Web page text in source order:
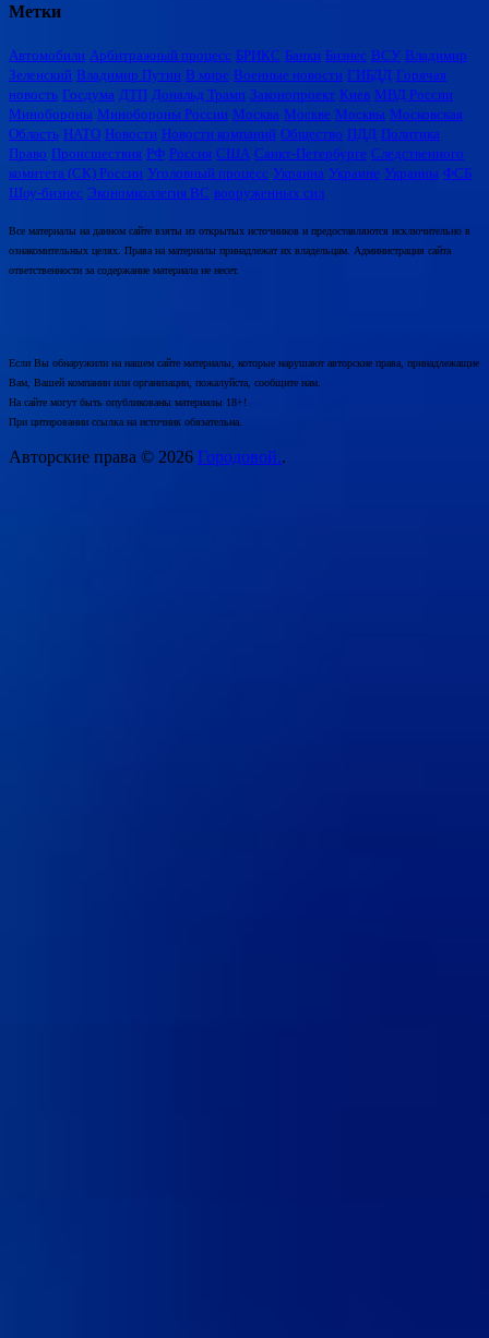
Метки
Автомобили Арбитражный процесс БРИКС Банки Бизнес ВСУ Владимир
Зеленский Владимир Путин В мире Военные новости ГИБДД Горячая
новость Госдума ДТП Дональд Трамп Законопроект Киев МВД России
Минобороны Минобороны России Москва Москве Москвы Московская
Область НАТО Новости Новости компаний Общество ПДД Политика
Право Происшествия РФ Россия США Санкт-Петербурге Следственного
комитета (СК) России Уголовный процесс Украина Украине Украины ФСБ
Шоу-бизнес Экономколлегия ВС вооруженных сил
Все материалы на данном сайте взяты из открытых источников и предоставляются исключительно в
ознакомительных целях. Права на материалы принадлежат их владельцам. Администрация сайта
ответственности за содержание материала не несет.
Если Вы обнаружили на нашем сайте материалы, которые нарушают авторские права, принадлежащие
Вам, Вашей компании или организации, пожалуйста, сообщите нам.
На сайте могут быть опубликованы материалы 18+!
При цитировании ссылка на источник обязательна.
Авторские права © 2026 Городовой..